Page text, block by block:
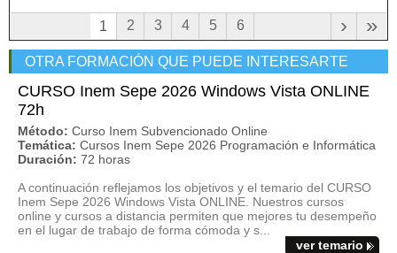
1 2 3 4 5 6 »
›
OTRA FORMACIÓN QUE PUEDE INTERESARTE
CURSO Inem Sepe 2026 Windows Vista ONLINE
72h
Método: Curso Inem Subvencionado Online
Temática: Cursos Inem Sepe 2026 Programación e Informática
Duración: 72 horas
A continuación reflejamos los objetivos y el temario del CURSO
Inem Sepe 2026 Windows Vista ONLINE. Nuestros cursos
online y cursos a distancia permiten que mejores tu desempeño
en el lugar de trabajo de forma cómoda y s...
ver temario